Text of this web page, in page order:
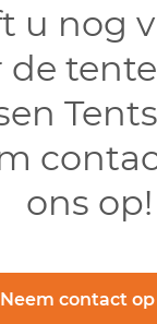
u nog
de
ons op!
Neem contact op